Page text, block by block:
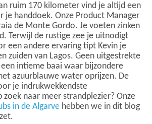
ruim 170 kilometer vind je altijd een
je handdoek. Onze Product Manager
de Monte Gordo. Je voeten zinken
Terwijl de rustige zee je uitnodigt
een andere ervaring tipt Kevin je
zuiden van Lagos. Geen uitgestrekte
intieme baai waar bijzondere
azuurblauwe water oprijzen. De
je indrukwekkendste
naar meer strandplezier? Onze
in de Algarve hebben we in dit blog